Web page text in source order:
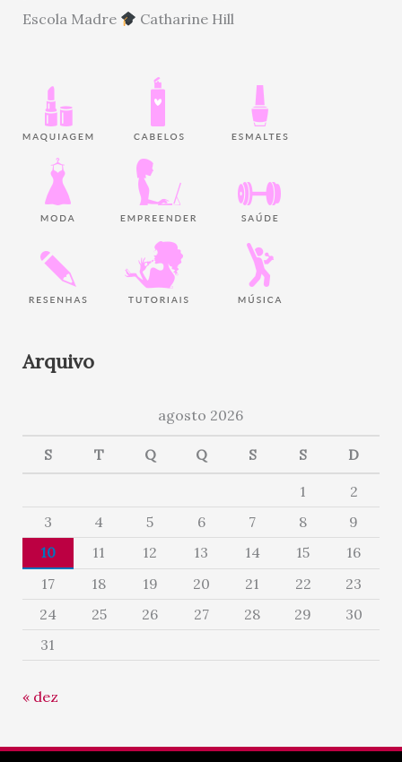
Escola Madre
Catharine Hill
Arquivo
agosto 2026
S T Q Q S S D
1
2
3
4 5 6 7 8
9
10
11 12 13 14 15
16
17
18 19 20 21 22
23
24
25 26 27 28 29
30
31
« dez